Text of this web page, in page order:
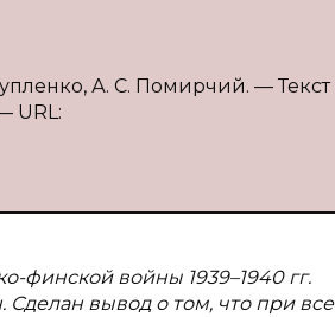
А. С. Помирчий. — Текст
URL:
финской войны 1939–1940 гг.
Сделан вывод о том, что при